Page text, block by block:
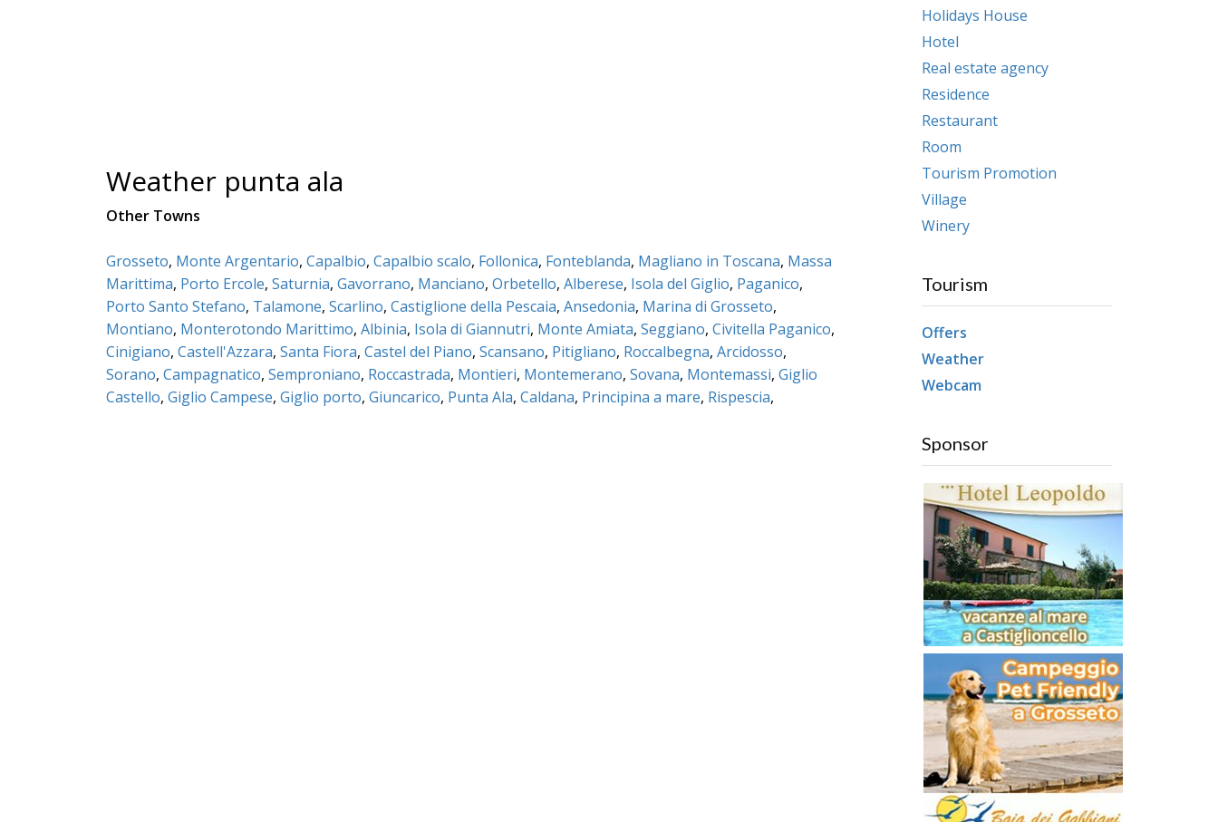
Weather punta ala
Other Towns
Grosseto, Monte Argentario, Capalbio, Capalbio scalo, Follonica, Fonteblanda, Magliano in Toscana, Massa
Marittima, Porto Ercole, Saturnia, Gavorrano, Manciano, Orbetello, Alberese, Isola del Giglio, Paganico,
Porto Santo Stefano, Talamone, Scarlino, Castiglione della Pescaia, Ansedonia, Marina di Grosseto,
Montiano, Monterotondo Marittimo, Albinia, Isola di Giannutri, Monte Amiata, Seggiano, Civitella Paganico,
Cinigiano, Castell'Azzara, Santa Fiora, Castel del Piano, Scansano, Pitigliano, Roccalbegna, Arcidosso,
Sorano, Campagnatico, Semproniano, Roccastrada, Montieri, Montemerano, Sovana, Montemassi, Giglio
Castello, Giglio Campese, Giglio porto, Giuncarico, Punta Ala, Caldana, Principina a mare, Rispescia,
Holidays House
Hotel
Real estate agency
Residence
Restaurant
Room
Tourism Promotion
Village
Winery
Tourism
Offers
Weather
Webcam
Sponsor